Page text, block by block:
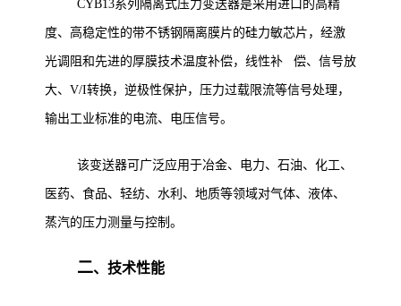
CYB13系列隔离式压力变送器是采用进口的高精
度、高稳定性的带不锈钢隔离膜片的硅力敏芯片，经激
光调阻和先进的厚膜技术温度补偿，线性补 偿、信号放
大、V/I转换，逆极性保护，压力过载限流等信号处理，
输出工业标准的电流、电压信号。
该变送器可广泛应用于冶金、电力、石油、化工、
医药、食品、轻纺、水利、地质等领域对气体、液体、
蒸汽的压力测量与控制。
二、技术性能